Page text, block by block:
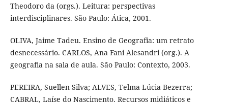
Theodoro da (orgs.). Leitura: perspectivas
interdisciplinares. São Paulo: Ática, 2001.
OLIVA, Jaime Tadeu. Ensino de Geografia: um retrato
desnecessário. CARLOS, Ana Fani Alesandri (org.). A
geografia na sala de aula. São Paulo: Contexto, 2003.
PEREIRA, Suellen Silva; ALVES, Telma Lúcia Bezerra;
CABRAL, Laíse do Nascimento. Recursos midiáticos e